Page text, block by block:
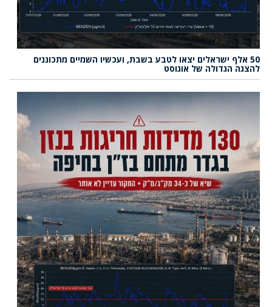
50 אלף ישראלים יצאו לטבע בשבת, ועכשיו השמיים מתכוננים
להצגה הגדולה של אוגוסט